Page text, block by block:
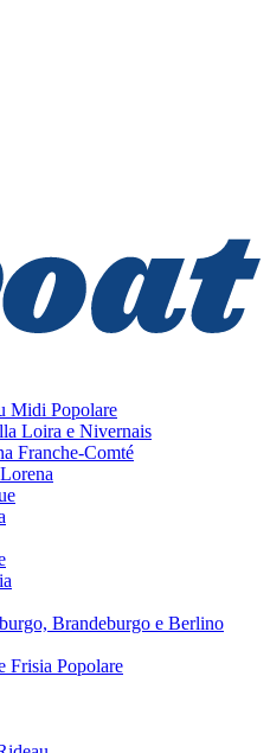
Midi Popolare
Loira e Nivernais
Franche-Comté
Brandeburgo e Berlino
Frisia Popolare